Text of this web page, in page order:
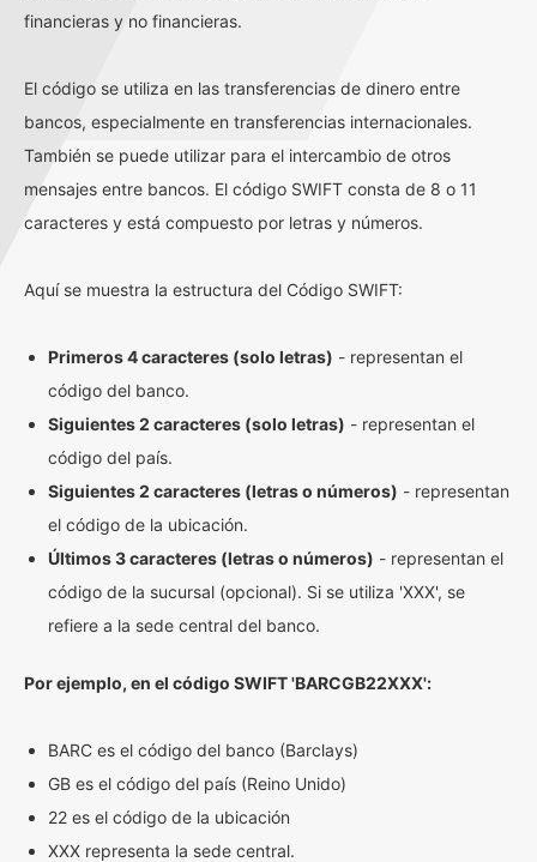
financieras y no financieras.
El código se utiliza en las transferencias de dinero entre
bancos, especialmente en transferencias internacionales.
También se puede utilizar para el intercambio de otros
mensajes entre bancos. El código SWIFT consta de 8 o 11
caracteres y está compuesto por letras y números.
Aquí se muestra la estructura del Código SWIFT:
Primeros 4 caracteres (solo letras) - representan el
código del banco.
Siguientes 2 caracteres (solo letras) - representan el
código del país.
Siguientes 2 caracteres (letras o números) - representan
el código de la ubicación.
Últimos 3 caracteres (letras o números) - representan el
código de la sucursal (opcional). Si se utiliza 'XXX', se
refiere a la sede central del banco.
Por ejemplo, en el código SWIFT 'BARCGB22XXX':
BARC es el código del banco (Barclays)
GB es el código del país (Reino Unido)
22 es el código de la ubicación
XXX representa la sede central.